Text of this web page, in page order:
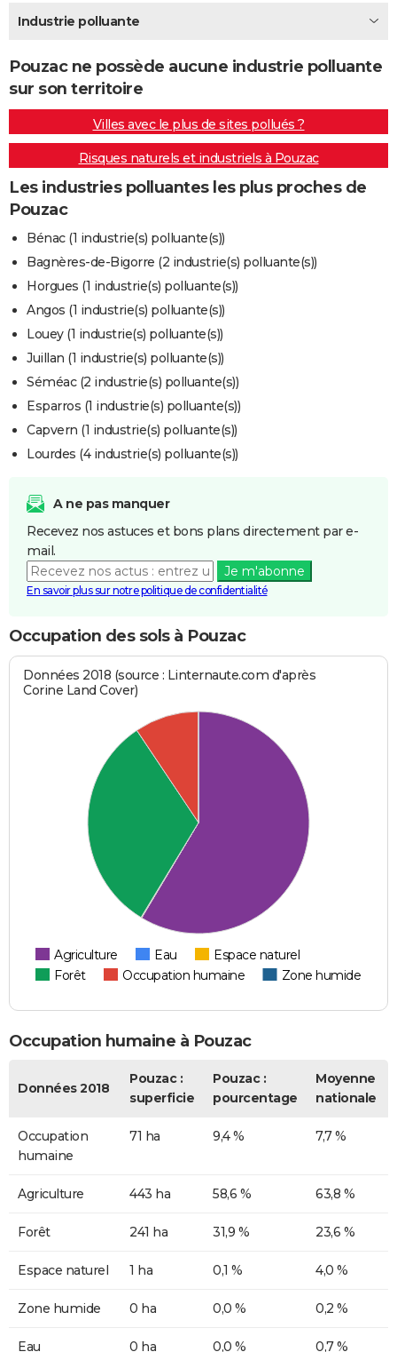
Destinations
City break
Voyage nature
Voyage de noces
Forum
Climat
+PHOTO
GUIDES D'ACHAT
BONS PLANS
CARTE DE VOEUX
Carte de Noël
Carte Bonne année
Carte Saint-Valentin
Carte d'anniversaire
DICTIONNAIRE
Dictionnaire
Biographies
Citations
Expressions
Proverbes
PROGRAMME TV
COPAINS D'AVANT
S'inscrire
Se connecter
Lycées
Collèges
Primaires
Universités
Entreprises
Service militaire
Avis de recherche
AVIS DE DÉCÈS
FORUM
Bricolage
Lifestyle
Culture
Sport
Auto
Television
Voyage
Cinema
Industrie polluante
Pouzac ne possède aucune industrie polluante
sur son territoire
Villes avec le plus de sites pollués ?
Risques naturels et industriels à Pouzac
Les industries polluantes les plus proches de
Pouzac
Bénac (1 industrie(s) polluante(s))
Bagnères-de-Bigorre (2 industrie(s) polluante(s))
Horgues (1 industrie(s) polluante(s))
Angos (1 industrie(s) polluante(s))
Louey (1 industrie(s) polluante(s))
Juillan (1 industrie(s) polluante(s))
Séméac (2 industrie(s) polluante(s))
Esparros (1 industrie(s) polluante(s))
Capvern (1 industrie(s) polluante(s))
Lourdes (4 industrie(s) polluante(s))
A ne pas manquer
Recevez nos astuces et bons plans directement par e-
mail.
Je m'abonne
En savoir plus sur notre politique de confidentialité
Occupation des sols à Pouzac
Données 2018 (source : Linternaute.com d'après
Corine Land Cover)
Agriculture Eau
Espace naturel
Forêt
Occupation humaine Zone humide
Occupation humaine à Pouzac
Données 2018
Pouzac :
superficie
Pouzac :
pourcentage
Moyenne
nationale
Occupation
humaine
71 ha 9,4 % 7,7 %
Agriculture 443 ha 58,6 % 63,8 %
Forêt 241 ha 31,9 % 23,6 %
Espace naturel 1 ha 0,1 % 4,0 %
Zone humide 0 ha 0,0 % 0,2 %
Eau 0 ha 0,0 % 0,7 %